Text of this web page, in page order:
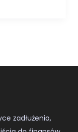
zadłużenia,